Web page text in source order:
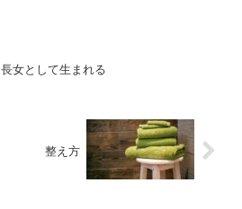
長女として生まれる
整え方